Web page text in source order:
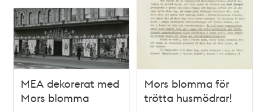
MEA dekorerat med
Mors blomma
Mors blomma för
trötta husmödrar!